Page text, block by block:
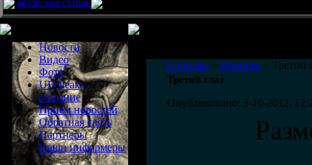
авторские статьи
Новости
Видео
Фото
UFOleaks -
общение
Прием новостей
Обратная связь
Партнеры
Наши информеры
UfoLeaks » Новости » Третий
Третий глаз
Опубликовано: 3-10-2012,